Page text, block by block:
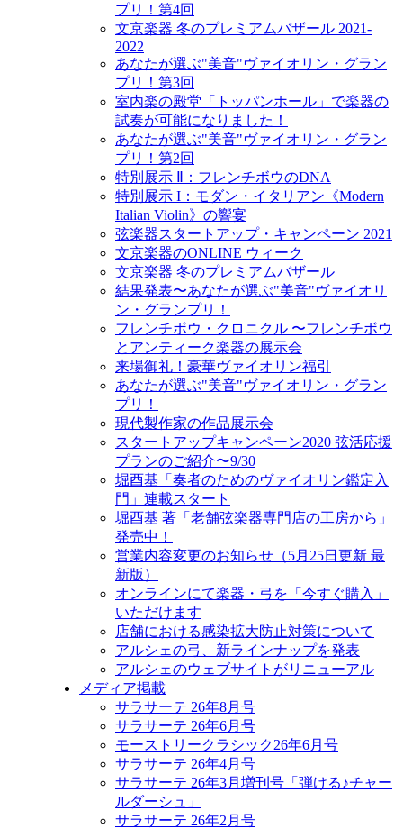
プリ！第4回
文京楽器 冬のプレミアムバザール 2021-
2022
あなたが選ぶ"美音"ヴァイオリン・グラン
プリ！第3回
室内楽の殿堂「トッパンホール」で楽器の
試奏が可能になりました！
あなたが選ぶ"美音"ヴァイオリン・グラン
プリ！第2回
特別展示 Ⅱ：フレンチボウのDNA
特別展示 I：モダン・イタリアン《Modern
Italian Violin》の響宴
弦楽器スタートアップ・キャンペーン 2021
文京楽器のONLINE ウィーク
文京楽器 冬のプレミアムバザール
結果発表〜あなたが選ぶ"美音"ヴァイオリ
ン・グランプリ！
フレンチボウ・クロニクル 〜フレンチボウ
とアンティーク楽器の展示会
来場御礼！豪華ヴァイオリン福引
あなたが選ぶ"美音"ヴァイオリン・グラン
プリ！
現代製作家の作品展示会
スタートアップキャンペーン2020 弦活応援
プランのご紹介〜9/30
堀酉基「奏者のためのヴァイオリン鑑定入
門」連載スタート
堀酉基 著「老舗弦楽器専門店の工房から」
発売中！
営業内容変更のお知らせ（5月25日更新 最
新版）
オンラインにて楽器・弓を「今すぐ購入」
いただけます
店舗における感染拡大防止対策について
アルシェの弓、新ラインナップを発表
アルシェのウェブサイトがリニューアル
メディア掲載
サラサーテ 26年8月号
サラサーテ 26年6月号
モーストリークラシック26年6月号
サラサーテ 26年4月号
サラサーテ 26年3月増刊号「弾ける♪チャー
ルダーシュ」
サラサーテ 26年2月号